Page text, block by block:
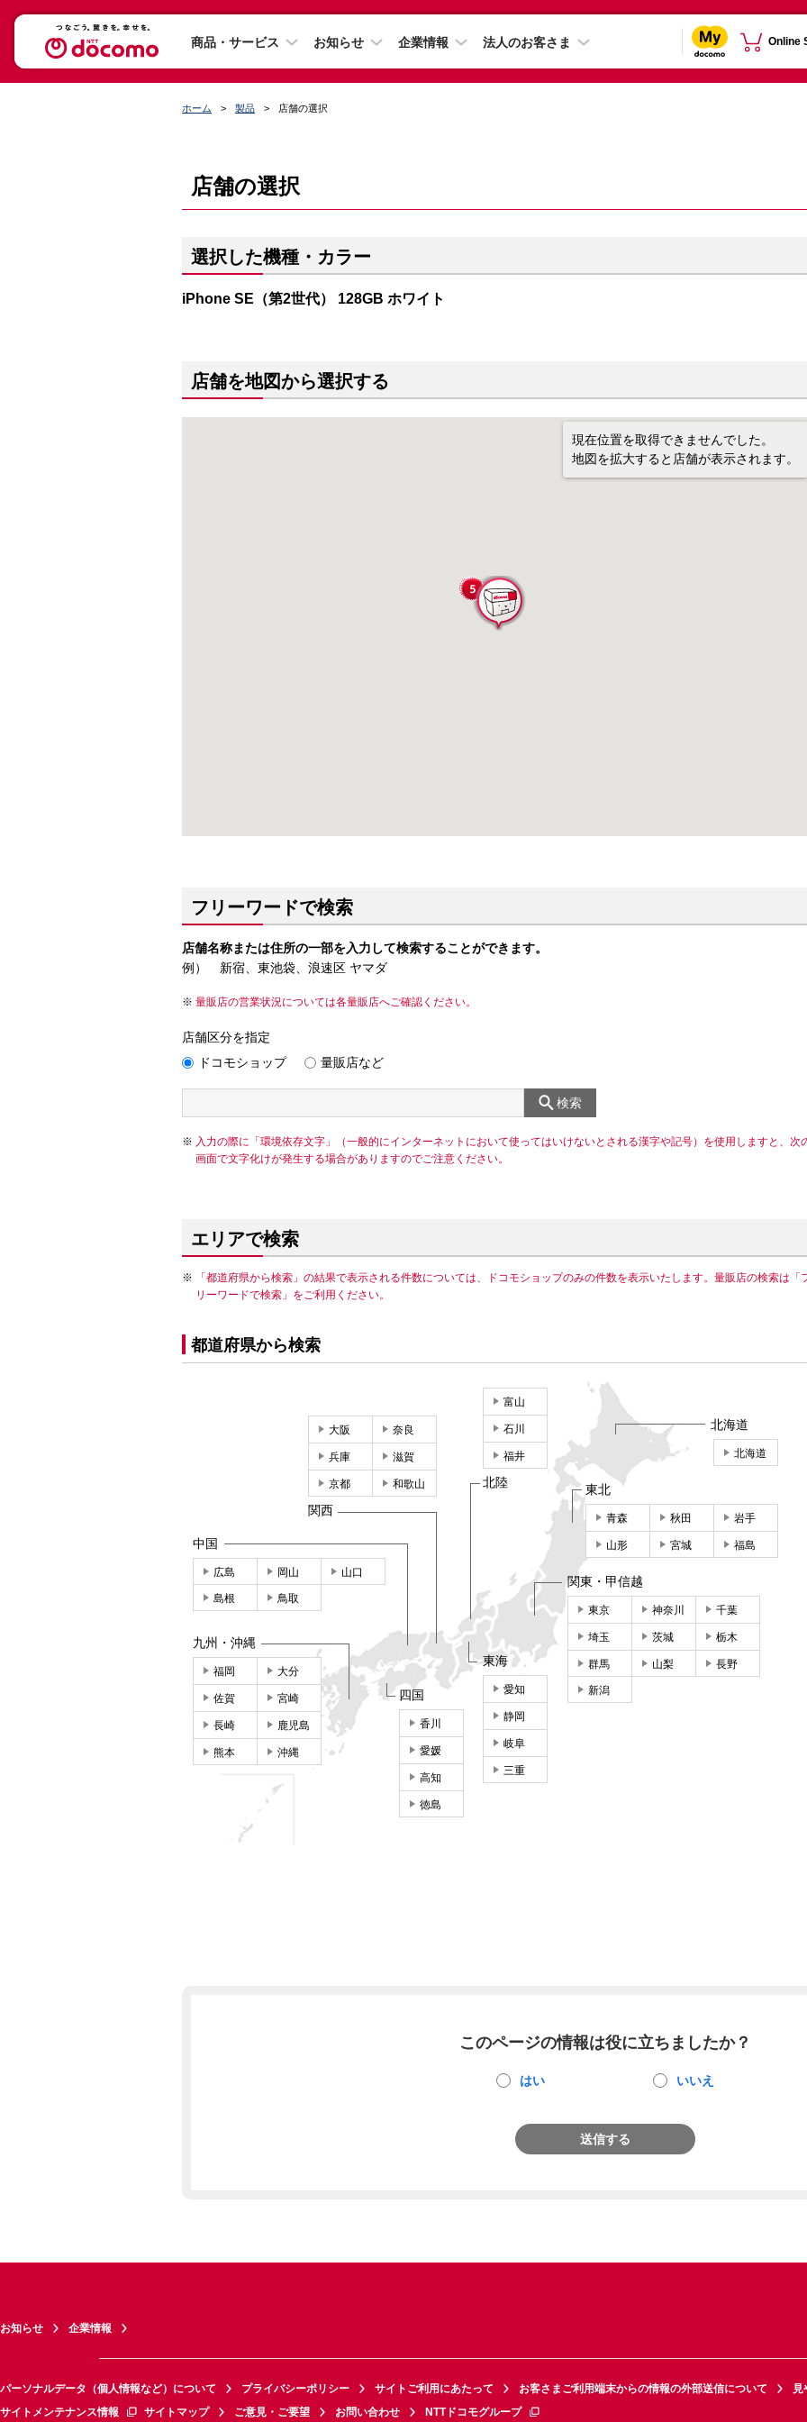
商品・サービス お知らせ 企業情報 法人のお客さま Online
ホーム 製品 店舗の選択
店舗の選択
選択した機種・カラー
iPhone SE（第2世代） 128GB ホワイト
店舗を地図から選択する
現在位置を取得できませんでした。
地図を拡大すると店舗が表示されます。
フリーワードで検索
店舗名称または住所の一部を入力して検索することができます。
例） 新宿、東池袋、浪速区 ヤマダ
量販店の営業状況については各量販店へご確認ください。
店舗区分を指定
ドコモショップ
量販店など
検索
入力の際に「環境依存文字」（一般的にインターネットにおいて使ってはいけないとされる漢字や記号）を使用しますと、次
画面で文字化けが発生する場合がありますのでご注意ください。
エリアで検索
「都道府県から検索」の結果で表示される件数については、ドコモショップのみの件数を表示いたします。量販店の検索は「
リーワードで検索」をご利用ください。
都道府県から検索
北海道
北海道
東北
青森 秋田 岩手
山形 宮城 福島
関東・甲信越
東京 神奈川 千葉
埼玉 茨城 栃木
群馬 山梨 長野
新潟
東海
愛知
静岡
岐阜
三重
富山
石川
福井
北陸
大阪 奈良
兵庫 滋賀
京都 和歌山
関西
中国
広島 岡山 山口
島根 鳥取
四国
香川
愛媛
高知
徳島
九州・沖縄
福岡 大分
佐賀 宮崎
長崎 鹿児島
熊本 沖縄
このページの情報は役に立ちましたか？
はい いいえ
送信する
お知らせ 企業情報
パーソナルデータ（個人情報など）について プライバシーポリシー サイトご利用にあたって お客さまご利用端末からの情報の外部送信について
見
サイトメンテナンス情報
サイトマップ ご意見・ご要望 お問い合わせ NTTドコモグループ